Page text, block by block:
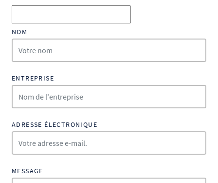
NOM
ENTREPRISE
ADRESSE ÉLECTRONIQUE
MESSAGE